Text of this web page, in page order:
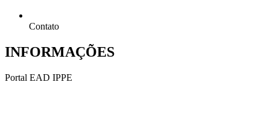
Contato
INFORMAÇÕES
Portal EAD IPPE